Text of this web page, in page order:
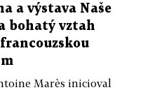
a výstava Naše
bohatý vztah
Marès inicioval